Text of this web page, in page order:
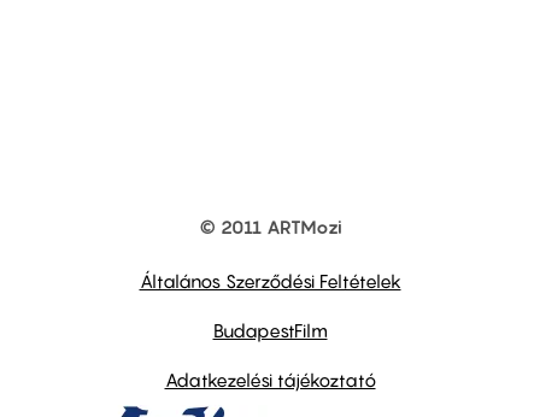
© 2011 ARTMozi
Általános Szerződési Feltételek
BudapestFilm
Adatkezelési tájékoztató